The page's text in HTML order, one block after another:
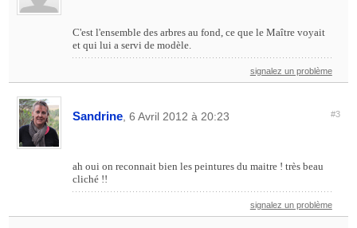
C'est l'ensemble des arbres au fond, ce que le Maître voyait
et qui lui a servi de modèle.
signalez un problème
Sandrine , 6 Avril 2012 à 20:23 #3
ah oui on reconnait bien les peintures du maitre ! très beau
cliché !!
signalez un problème